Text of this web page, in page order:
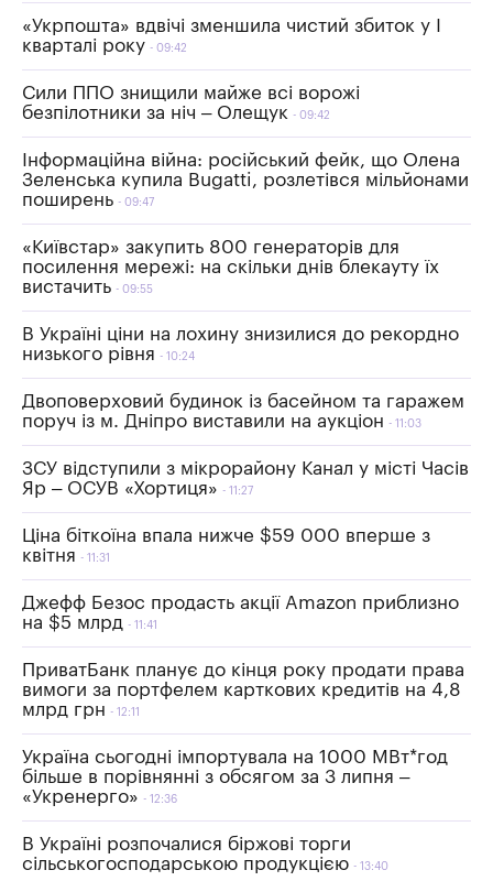
«Укрпошта» вдвічі зменшила чистий збиток у І
кварталі року
09:42
Сили ППО знищили майже всі ворожі
безпілотники за ніч – Олещук
09:42
Інформаційна війна: російський фейк, що Олена
Зеленська купила Bugatti, розлетівся мільйонами
поширень
09:47
«Київстар» закупить 800 генераторів для
посилення мережі: на скільки днів блекауту їх
вистачить
09:55
В Україні ціни на лохину знизилися до рекордно
низького рівня
10:24
Двоповерховий будинок із басейном та гаражем
поруч із м. Дніпро виставили на аукціон
11:03
ЗСУ відступили з мікрорайону Канал у місті Часів
Яр – ОСУВ «Хортиця»
11:27
Ціна біткоїна впала нижче $59 000 вперше з
квітня
11:31
Джефф Безос продасть акції Amazon приблизно
на $5 млрд
11:41
ПриватБанк планує до кінця року продати права
вимоги за портфелем карткових кредитів на 4,8
млрд грн
12:11
Україна сьогодні імпортувала на 1000 МВт*год
більше в порівнянні з обсягом за 3 липня –
«Укренерго»
12:36
В Україні розпочалися біржові торги
сільськогосподарською продукцією
13:40